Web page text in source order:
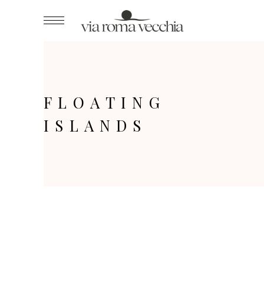
FLOATING
ISLANDS